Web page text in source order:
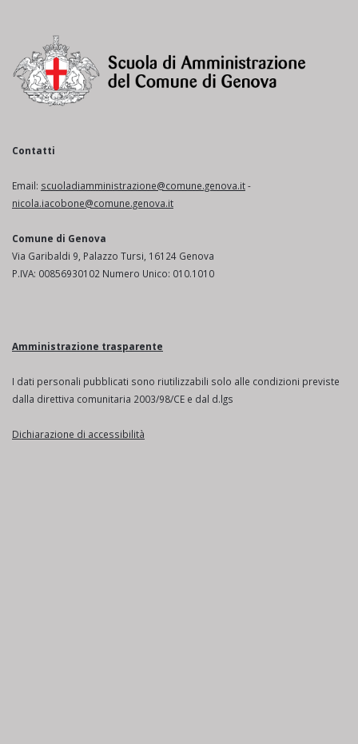
Contatti
Email: scuoladiamministrazione@comune.genova.it-
nicola.iacobone@comune.genova.it
Comune di Genova
Via Garibaldi 9, Palazzo Tursi, 16124 Genova
P.IVA: 00856930102 Numero Unico: 010.1010
Amministrazione trasparente
I dati personali pubblicati sono riutilizzabili solo alle condizioni previste
dalla direttiva comunitaria 2003/98/CE e dal d.lgs
Dichiarazione di accessibilità